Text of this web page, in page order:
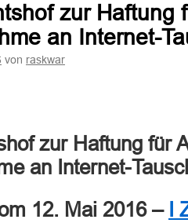
zur Haftung
an Internet-
von raskwar
zur Haftung für
an Internet-
12. Mai 2016 –